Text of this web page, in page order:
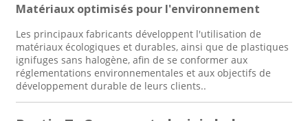
Matériaux optimisés pour l'environnement
Les principaux fabricants développent l'utilisation de
matériaux écologiques et durables, ainsi que de plastiques
ignifuges sans halogène, afin de se conformer aux
réglementations environnementales et aux objectifs de
développement durable de leurs clients..